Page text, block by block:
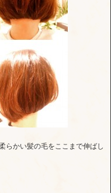
らかい髪の毛をここまで伸ばし